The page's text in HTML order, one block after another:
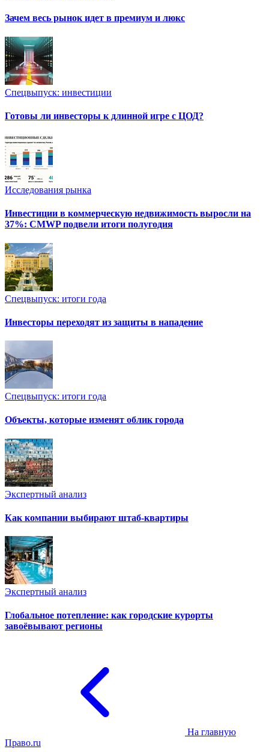
Зачем весь рынок идет в премиум и люкс
Спецвыпуск: инвестиции
Готовы ли инвесторы к длинной игре с ЦОД?
Исследования рынка
Инвестиции в коммерческую недвижимость выросли на
37%: CMWP подвели итоги полугодия
Спецвыпуск: итоги года
Инвесторы переходят из защиты в нападение
Спецвыпуск: итоги года
Объекты, которые изменят облик города
Экспертный анализ
Как компании выбирают штаб-квартиры
Экспертный анализ
Глобальное потепление: как городские курорты
завоёвывают регионы
На главную
Право.ru